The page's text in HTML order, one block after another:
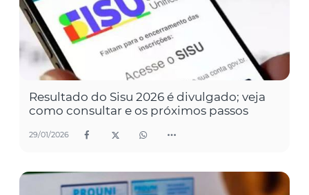
Resultado do Sisu 2026 é divulgado; veja
como consultar e os próximos passos
29/01/2026